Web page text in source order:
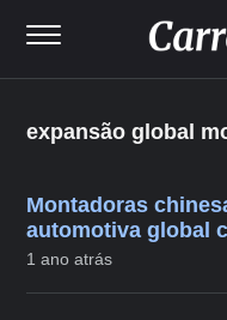
expansão global
Montadoras
automotiva global
1 ano atrás